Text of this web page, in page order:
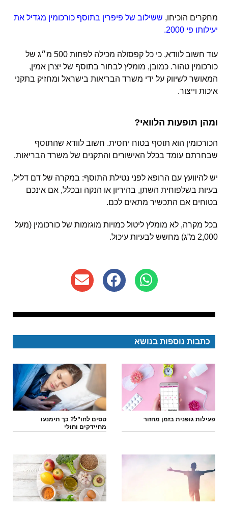
מחקרים הוכיחו, ששילוב של פיפרין בתוסף כורכומין מגדיל את
יעילותו פי 2000.
עוד חשוב לוודא, כי כל קפסולה מכילה לפחות 500 מ״ג של
כורכומין טהור. כמובן, מומלץ לבחור בתוסף של יצרן אמין,
המאושר לשיווק על ידי משרד הבריאות בישראל ומחזיק בתקני
איכות וייצור.
ומהן תופעות הלוואי?
הכורכומין הוא תוסף בטוח יחסית. חשוב לוודא שהתוסף
שבחרתם עומד בכלל האישורים והתקנים של משרד הבריאות.
יש להיוועץ עם הרופא לפני נטילת התוסף: במקרה של דם דליל,
בעיות בשלפוחית השתן, בהיריון או הנקה ובכלל, אם אינכם
בטוחים אם התכשיר מתאים לכם.
בכל מקרה, לא מומלץ ליטול כמויות מוגזמות של כורכומין (מעל
2,000 מ”ג) מחשש לבעיות עיכול.
כתבות נוספות בנושא
פעילות גופנית בזמן מחזור
טסים לחו”ל? כך תימנעו
מחיידקים וחולי